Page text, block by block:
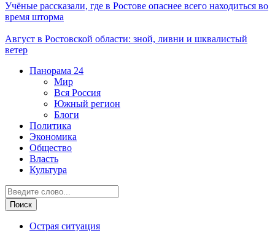
Учёные рассказали, где в Ростове опаснее всего находиться во
время шторма
Август в Ростовской области: зной, ливни и шквалистый
ветер
Панорама 24
Мир
Вся Россия
Южный регион
Блоги
Политика
Экономика
Общество
Власть
Культура
Острая ситуация